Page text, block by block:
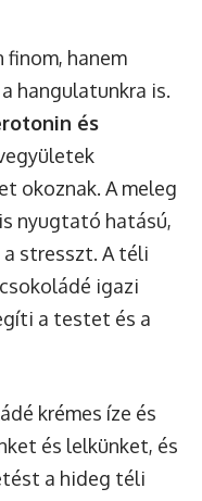
finom, hanem
hangulatunkra is.
és
okoznak. A meleg
nyugtató hatású,
stresszt. A téli
igazi
a testet és a
krémes íze és
és lelkünket, és
a hideg téli